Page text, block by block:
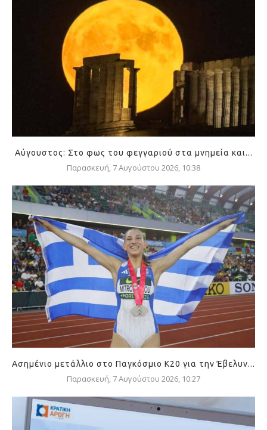
Αύγουστος: Στο φως του φεγγαριού στα μνημεία και...
Παρασκευή, 7 Αυγούστου 2026, 10:38
Ασημένιο μετάλλιο στο Παγκόσμιο Κ20 για την Έβελυν...
Παρασκευή, 7 Αυγούστου 2026, 10:27